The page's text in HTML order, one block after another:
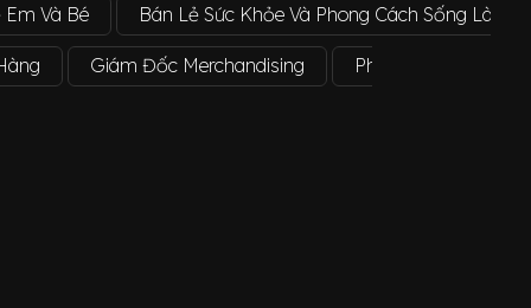
Và Bé Bán Lẻ Sức Khỏe Và Phong Cách Sống Lành
Giám Đốc Merchandising Phó Giám Đốc Điều